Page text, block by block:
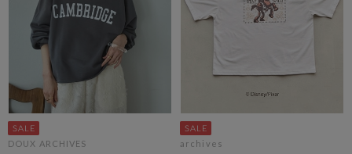
DOUX ARCHIVES archives